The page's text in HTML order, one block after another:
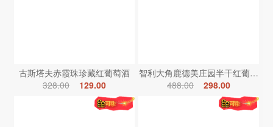
古斯塔夫赤霞珠珍藏红葡萄酒
328.00
129.00
智利大角鹿德美庄园半干红葡萄酒
488.00
298.00